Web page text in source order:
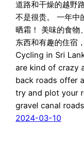
道路和干燥的越野
不是很贵。 一年中
晒霜！ 美味的食物
东西和有趣的住宿
Cycling in Sri
are kind of crazy
back roads offer
try and plot your
gravel canal
2024-03-10